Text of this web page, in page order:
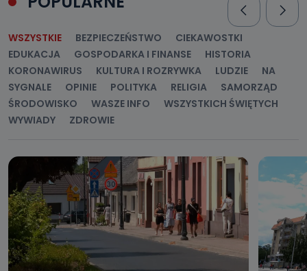
WSZYSTKIE BEZPIECZEŃSTWO
CIEKAWOSTKI
EDUKACJA
GOSPODARKA I FINANSE
HISTORIA
KORONAWIRUS
KULTURA I ROZRYWKA LUDZIE
NA
SYGNALE
OPINIE POLITYKA RELIGIA
SAMORZĄD
ŚRODOWISKO
WASZE INFO
WSZYSTKICH ŚWIĘTYCH
WYWIADY
ZDROWIE